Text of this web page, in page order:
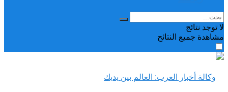
لا توجد نتائج
مشاهدة جميع النتائح